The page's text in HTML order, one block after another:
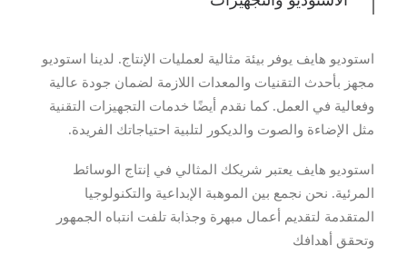
استوديو هايف يوفر بيئة مثالية لعمليات الإنتاج. لدينا استوديو
مجهز بأحدث التقنيات والمعدات اللازمة لضمان جودة عالية
وفعالية في العمل. كما نقدم أيضًا خدمات التجهيزات التقنية
مثل الإضاءة والصوت والديكور لتلبية احتياجاتك الفريدة.
استوديو هايف يعتبر شريكك المثالي في إنتاج الوسائط
المرئية. نحن نجمع بين الموهبة الإبداعية والتكنولوجيا
المتقدمة لتقديم أعمال مبهرة وجذابة تلفت انتباه الجمهور
وتحقق أهدافك